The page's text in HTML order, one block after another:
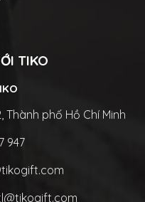
TIKO
Thành phố Hồ Chí Minh
947